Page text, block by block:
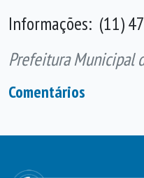
Informações: (11)
Prefeitura Municipal
Comentários